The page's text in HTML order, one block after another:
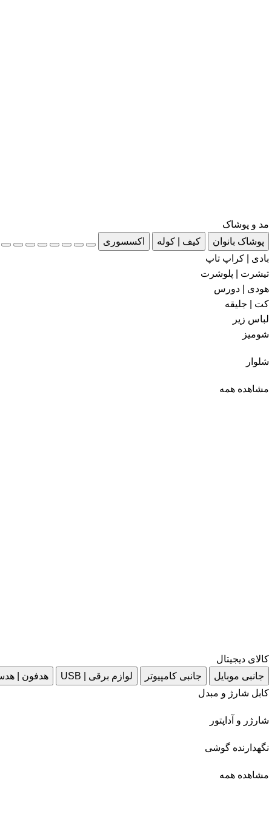
مد و پوشاک
پوشاک بانوان
کیف | کوله
اکسسوری
بادی | کراپ تاپ
تیشرت | پلوشرت
هودی | دورس
کت | جلیقه
لباس زیر
شومیز
شلوار
مشاهده همه
کالای دیجیتال
جانبی موبایل
جانبی کامپیوتر لوازم برقی | USB هدفون |
کابل شارژ و مبدل
شارژر و آداپتور
نگهدارنده گوشی
مشاهده همه